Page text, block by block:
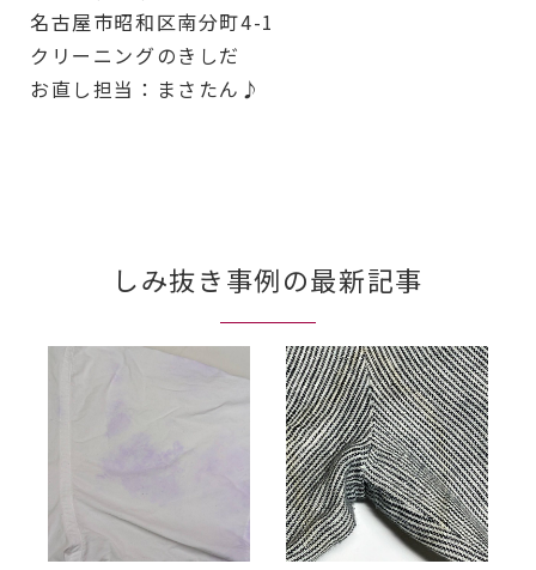
名古屋市昭和区南分町4-1
クリーニングのきしだ
お直し担当：まさたん♪
しみ抜き事例の最新記事